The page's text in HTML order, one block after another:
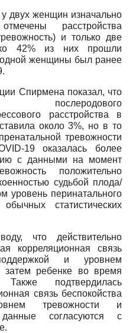
двух женщин изначально
расстройства
и только две
42% из них прошли
одной женщины был ранее
Спирмена показал, что
послеродового
расстройства в
около 3%, но в то
тревожности
19 оказалась более
с данными на момент
положительно
судьбой плода/
уровень перинатального
статистических
что действительно
корреляционная связь
и уровнем
затем ребенке во время
подтвердилась
связь беспокойства
тревожности и
согласуются с